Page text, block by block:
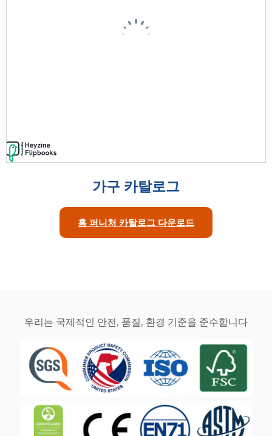
가구 카탈로그
홈 퍼니처 카탈로그 다운로드
우리는 국제적인 안전, 품질, 환경 기준을 준수합니다